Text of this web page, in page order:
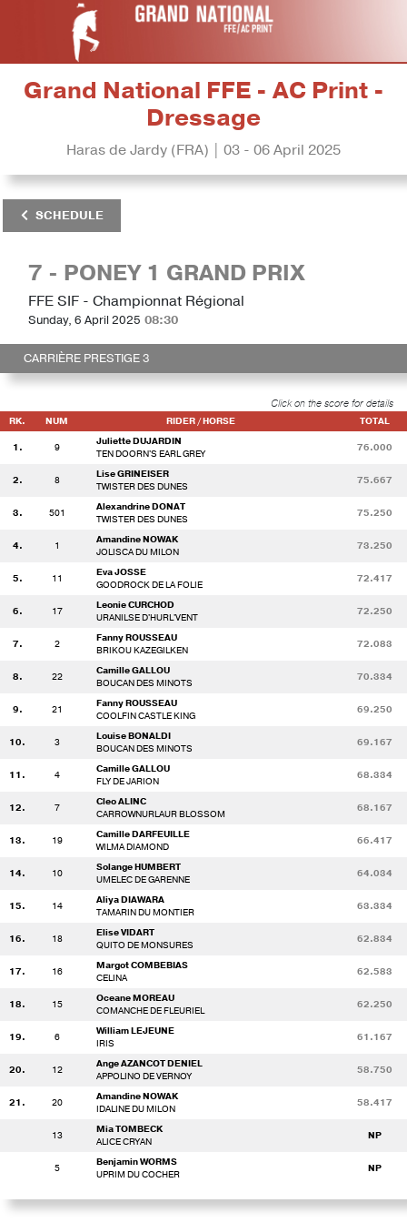
Grand National FFE - AC Print -
Dressage
Haras de Jardy (FRA) | 03 - 06 April 2025
SCHEDULE
7 - PONEY 1 GRAND PRIX
FFE SIF - Championnat Régional
Sunday, 6 April 2025 08:30
CARRIÈRE PRESTIGE 3
Click on the score for details
RK. NUM RIDER / HORSE TOTAL
1. 9
Juliette DUJARDIN
TEN DOORN'S EARL GREY
76.000
2. 8
Lise GRINEISER
TWISTER DES DUNES
75.667
3. 501
Alexandrine DONAT
TWISTER DES DUNES
75.250
4. 1
Amandine NOWAK
JOLISCA DU MILON
73.250
5. 11
Eva JOSSE
GOODROCK DE LA FOLIE
72.417
6. 17
Leonie CURCHOD
URANILSE D'HURL'VENT
72.250
7. 2
Fanny ROUSSEAU
BRIKOU KAZEGILKEN
72.083
8. 22
Camille GALLOU
BOUCAN DES MINOTS
70.334
9. 21
Fanny ROUSSEAU
COOLFIN CASTLE KING
69.250
10. 3
Louise BONALDI
BOUCAN DES MINOTS
69.167
11. 4
Camille GALLOU
FLY DE JARION
68.334
12. 7
Cleo ALINC
CARROWNURLAUR BLOSSOM
68.167
13. 19
Camille DARFEUILLE
WILMA DIAMOND
66.417
14. 10
Solange HUMBERT
UMELEC DE GARENNE
64.034
15. 14
Aliya DIAWARA
TAMARIN DU MONTIER
63.334
16. 18
Elise VIDART
QUITO DE MONSURES
62.834
17. 16
Margot COMBEBIAS
CELINA
62.583
18. 15
Oceane MOREAU
COMANCHE DE FLEURIEL
62.250
19. 6
William LEJEUNE
IRIS
61.167
20. 12
Ange AZANCOT DENIEL
APPOLINO DE VERNOY
58.750
21. 20
Amandine NOWAK
IDALINE DU MILON
58.417
13
Mia TOMBECK
ALICE CRYAN
NP
5
Benjamin WORMS
UPRIM DU COCHER
NP